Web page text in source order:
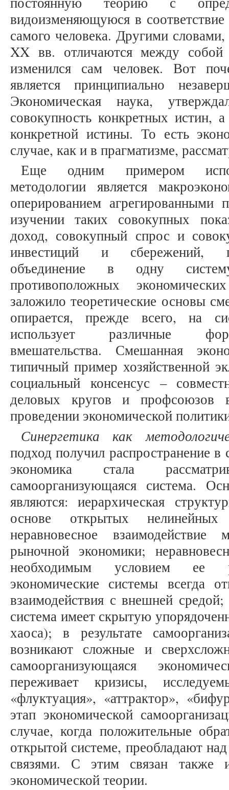
видоизменяющуюся в
самого человека. Другими
XX вв. отличаются между
изменился сам человек. Вот
является принципиально
Экономическая наука,
совокупность конкретных истин,
конкретной истины. То есть
случае, как и в прагматизме,
Еще одним примером
методологии является
оперированием
изучении таких совокупных
доход, совокупный спрос и
инвестиций и сбережений,
объединение в одну
противоположных
заложило теоретические основы
опирается, прежде всего, на
использует различные
вмешательства. Смешанная
типичный пример хозяйственной
социальный консенсус –
деловых кругов и профсоюзов
проведении экономической
Синергетика как
подход получил распространение
экономика стала
самоорганизующаяся система.
являются: иерархическая
основе открытых
неравновесное
рыночной экономики;
необходимым условием ее
экономические системы всегда
взаимодействия с внешней
система имеет скрытую
хаоса); в результате
возникают сложные и
самоорганизующаяся
переживает кризисы,
«флуктуация», «аттрактор»,
этап экономической
случае, когда положительные
открытой системе, преобладают
связями. С этим связан также
экономической теории.